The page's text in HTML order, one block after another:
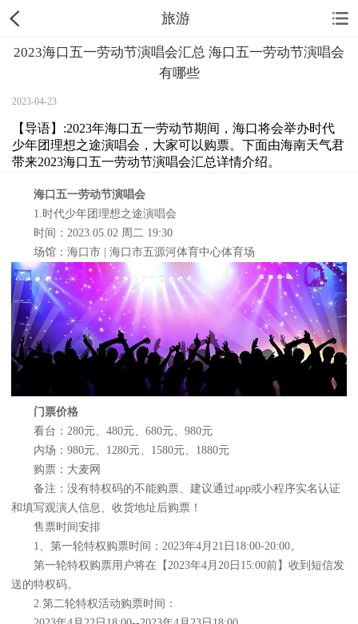
旅游
2023海口五一劳动节演唱会汇总 海口五一劳动节演唱会
有哪些
2023-04-23
【导语】:2023年海口五一劳动节期间，海口将会举办时代
少年团理想之途演唱会，大家可以购票。下面由海南天气君
带来2023海口五一劳动节演唱会汇总详情介绍。
海口五一劳动节演唱会
1.时代少年团理想之途演唱会
时间：2023.05.02 周二 19:30
场馆：海口市 | 海口市五源河体育中心体育场
门票价格
看台：280元、480元、680元、980元
内场：980元、1280元、1580元、1880元
购票：大麦网
备注：没有特权码的不能购票、建议通过app或小程序实名认证
和填写观演人信息、收货地址后购票！
售票时间安排
1、第一轮特权购票时间：2023年4月21日18:00-20:00。
第一轮特权购票用户将在【2023年4月20日15:00前】收到短信发
送的特权码。
2.第二轮特权活动购票时间：